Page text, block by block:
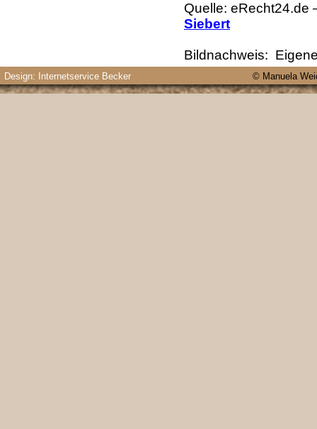
Quelle: eRecht24.de
Siebert
Bildnachweis:
Design: Internetservice Becker © Manuela